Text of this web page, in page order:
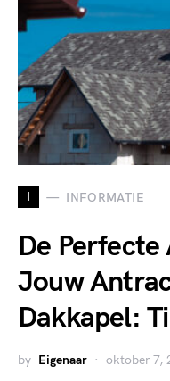
I INFORMATIE
De
Jouw
Dakkapel:
by Eigenaar oktober 7,